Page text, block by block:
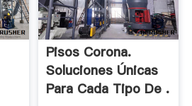
Pisos Corona.
Soluciones Únicas
Para Cada Tipo De .